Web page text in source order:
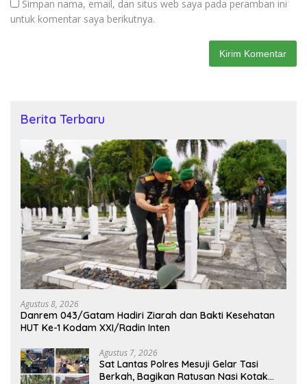
Simpan nama, email, dan situs web saya pada peramban ini
untuk komentar saya berikutnya.
Berita Terbaru
Agustus 8, 2026
Danrem 043/Gatam Hadiri Ziarah dan Bakti Kesehatan
HUT Ke-1 Kodam XXI/Radin Inten
Agustus 7, 2026
Sat Lantas Polres Mesuji Gelar Tasi
Berkah, Bagikan Ratusan Nasi Kotak